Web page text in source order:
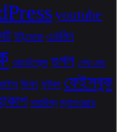
youtube
উইন্ডোজ এডমিন
ওয়ার্ডপ্রেস গুগল গেস্ট মোড
ফিফা ফুটবল ফেইসবুক
মহাবিশ্ব ম্যালওয়ার